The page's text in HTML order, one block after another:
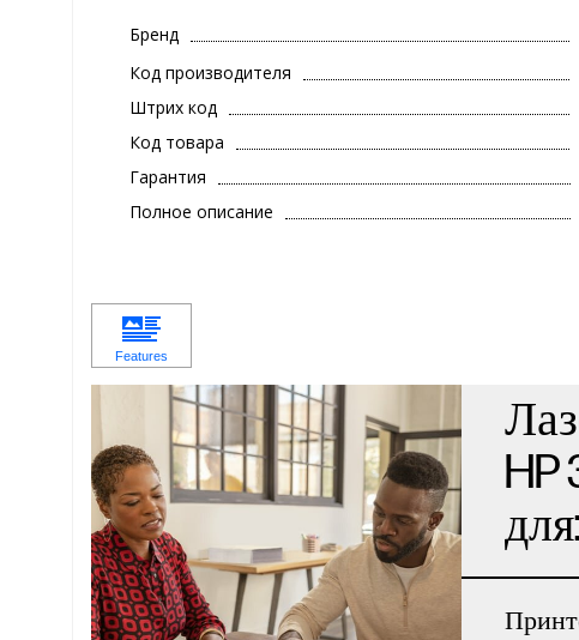
Бренд
Код производителя
Штрих код
Код товара
Гарантия
Полное описание
HP
для: